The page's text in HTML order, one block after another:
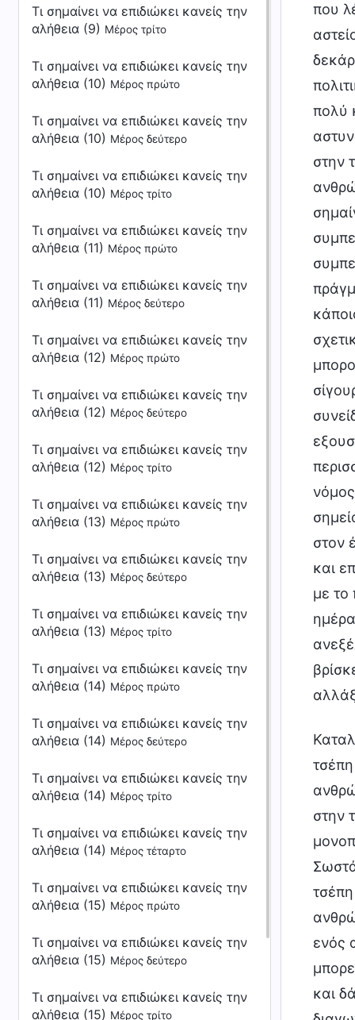
Τι σημαίνει να επιδιώκει κανείς την
αλήθεια (9) Μέρος τρίτο
Τι σημαίνει να επιδιώκει κανείς την
αλήθεια (10) Μέρος πρώτο
Τι σημαίνει να επιδιώκει κανείς την
αλήθεια (10) Μέρος δεύτερο
Τι σημαίνει να επιδιώκει κανείς την
αλήθεια (10) Μέρος τρίτο
Τι σημαίνει να επιδιώκει κανείς την
αλήθεια (11) Μέρος πρώτο
Τι σημαίνει να επιδιώκει κανείς την
αλήθεια (11) Μέρος δεύτερο
Τι σημαίνει να επιδιώκει κανείς την
αλήθεια (12) Μέρος πρώτο
Τι σημαίνει να επιδιώκει κανείς την
αλήθεια (12) Μέρος δεύτερο
Τι σημαίνει να επιδιώκει κανείς την
αλήθεια (12) Μέρος τρίτο
Τι σημαίνει να επιδιώκει κανείς την
αλήθεια (13) Μέρος πρώτο
Τι σημαίνει να επιδιώκει κανείς την
αλήθεια (13) Μέρος δεύτερο
Τι σημαίνει να επιδιώκει κανείς την
αλήθεια (13) Μέρος τρίτο
Τι σημαίνει να επιδιώκει κανείς την
αλήθεια (14) Μέρος πρώτο
Τι σημαίνει να επιδιώκει κανείς την
αλήθεια (14) Μέρος δεύτερο
Τι σημαίνει να επιδιώκει κανείς την
αλήθεια (14) Μέρος τρίτο
Τι σημαίνει να επιδιώκει κανείς την
αλήθεια (14) Μέρος τέταρτο
Τι σημαίνει να επιδιώκει κανείς την
αλήθεια (15) Μέρος πρώτο
Τι σημαίνει να επιδιώκει κανείς την
αλήθεια (15) Μέρος δεύτερο
Τι σημαίνει να επιδιώκει κανείς την
αλήθεια (15) Μέρος τρίτο
που
πολύ
στην
στον
και
με το
στην
ενός
και